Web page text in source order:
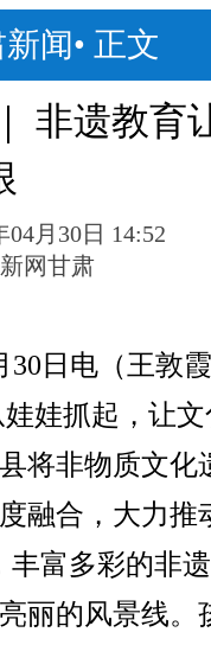
闻• 正文
非遗教育
04月30日 14:52
网甘肃
日电（王敦
娃抓起，让
将非物质文化
融合，大力推
丰富多彩的非
丽的风景线。